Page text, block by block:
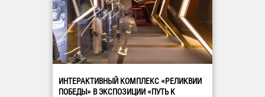
ИНТЕРАКТИВНЫЙ КОМПЛЕКС «РЕЛИКВИИ
ПОБЕДЫ» В ЭКСПОЗИЦИИ «ПУТЬ К